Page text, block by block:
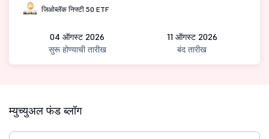
जिओब्लॅक निफ्टी 50 ETF
04 ऑगस्ट 2026
सुरू होण्याची तारीख
11 ऑगस्ट 2026
बंद तारीख
म्युच्युअल फंड ब्लॉग